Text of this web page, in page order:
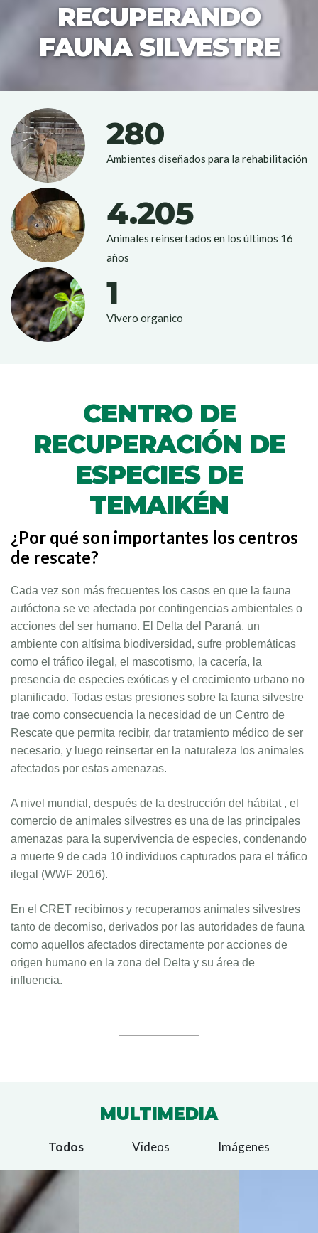
RECUPERANDO
FAUNA SILVESTRE
280
Ambientes diseñados para la rehabilitación
4.205
Animales reinsertados en los últimos 16
años
1
Vivero organico
CENTRO DE
RECUPERACIÓN DE
ESPECIES DE
TEMAIKÉN
¿Por qué son importantes los centros
de rescate?
Cada vez son más frecuentes los casos en que la fauna
autóctona se ve afectada por contingencias ambientales o
acciones del ser humano. El Delta del Paraná, un
ambiente con altísima biodiversidad, sufre problemáticas
como el tráfico ilegal, el mascotismo, la cacería, la
presencia de especies exóticas y el crecimiento urbano no
planificado. Todas estas presiones sobre la fauna silvestre
trae como consecuencia la necesidad de un Centro de
Rescate que permita recibir, dar tratamiento médico de ser
necesario, y luego reinsertar en la naturaleza los animales
afectados por estas amenazas.
A nivel mundial, después de la destrucción del hábitat , el
comercio de animales silvestres es una de las principales
amenazas para la supervivencia de especies, condenando
a muerte 9 de cada 10 individuos capturados para el tráfico
ilegal (WWF 2016).
En el CRET recibimos y recuperamos animales silvestres
tanto de decomiso, derivados por las autoridades de fauna
como aquellos afectados directamente por acciones de
origen humano en la zona del Delta y su área de
influencia.
MULTIMEDIA
Todos Videos Imágenes